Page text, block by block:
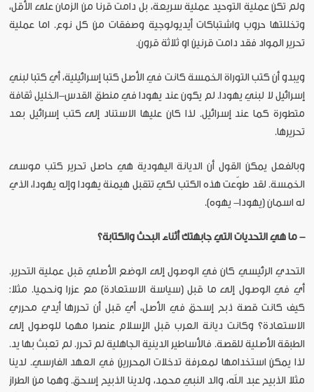
ولم تكن عملية التوحيد عملية سريعة، بل دامت قرنا من الزمان على الأقل،
وتخللتها حروب واشتباكات أيديولوجية وصفقات من كل نوع. اما عملية
تحرير المواد فقد دامت قرنين او ثلاثة قرون.
ويبدو أن كتب التوراة الخمسة كانت في الأصل كتبا إسرائيلية، أي كتبا لبني
إسرائيل لا لبني يهودا. لم يكون عند يهودا في منطق القدس-الخليل ثقافة
متطورة كما عند إسرائيل. لذا كان عليها الاستناد إلى كتب إسرائيل بعد
تحريرها.
وبالفعل يمكن القول أن الديانة اليهودية هي حاصل تحرير كتب موسى
الخمسة. لقد طوّعت هذه الكتب لكي تتقبل هيمنة يهودا وإله يهودا، الذي
له اسمان (يهودا- يهوه).
- ما هي التحديات التي جابهتك أثناء البحث والكتابة؟
التحدي الرئيسي كان في الوصول إلى الوضع الأصلي قبل عملية التحرير.
أي في الوصول إلى ما قبل (سياسة الاستعادة) مع عزرا ونحميا. مثلا:
كيف كانت قصة ذبح إسحق في الأصل، أي قبل أن تحررها أيدي محرري
الاستعادة؟ وكانت ديانة العرب قبل الإسلام عنصرا مهما للوصول إلى
الطبقة الأصلية للقصة. فالأساطير الدينية الجاهلية لم تحرر. لم تعبث بها يد.
لذا يمكن استخدامها لمعرفة تدخلات المحررين في العهد الفارسي. لدينا
مثلا الذبيح عبد الله، والد النبي محمد، ولدينا الذبيح إسحق. وهما من الطراز